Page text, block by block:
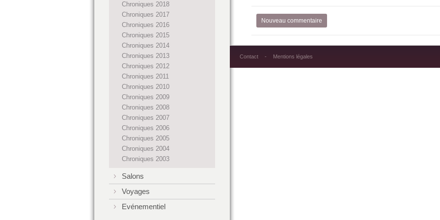
Nouveau commentaire
Contact Mentions légales
Chroniques 2018
Chroniques 2017
Chroniques 2016
Chroniques 2015
Chroniques 2014
Chroniques 2013
Chroniques 2012
Chroniques 2011
Chroniques 2010
Chroniques 2009
Chroniques 2008
Chroniques 2007
Chroniques 2006
Chroniques 2005
Chroniques 2004
Chroniques 2003
Salons
Voyages
Evénementiel